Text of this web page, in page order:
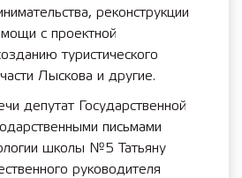
реконструкции
с проектной
туристического
Лыскова и другие.
депутат Государственной
письмами
школы №5 Татьяну
руководителя